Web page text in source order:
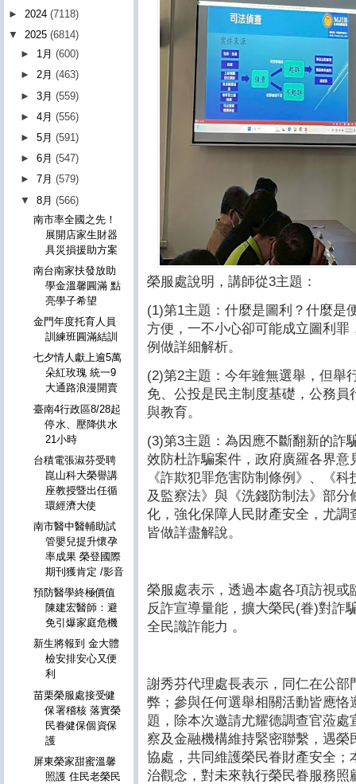
榮服處說明，講師從3主題：
(1)第1主題：什麼是圖利？什麼是
方便，一不小心卻可能成立圖利
例做詳細解析。
(2)第2主題：今年雖無選舉，但舉
免、公投是民主制度基礎，公務
與教育。
(3)第3主題：為因應不斷翻新的詐
效防杜詐騙案件，政府廣羅各界
《詐欺犯罪危害防制條例》、《
及監察法》與《洗錢防制法》部
化，強化保障人民財產安全，尤
皆做詳盡解說。
榮服處表示，透過本處各項訪視
反詐宣導量能，擴大榮民(眷)對詐
全民識詐能力 。
謝秀芬代理處長表示，同仁在公
弊；參與任何選舉相關活動皆應
題，除本次邀請尤耀德調查官蒞
察及金融機構維持緊密聯繫，遇
協處，共同維護榮民眷財產安全
治觀念，對未來執行榮民眷服務照
► 2024 (7118)
▼ 2025 (6814)
► 1月(600)
►2月(463)
►3月(559)
►4月(556)
►5月(591)
►6月(547)
►7月(579)
▼8月(566)
南市率全國之先！
展開店家生財器
具災損援助方案
南台南家扶發放助
學金溫馨圓滿 點
亮學子希望
金門年度托育人員
訓練班圓滿結訓
七夕情人獻上逾5萬
朵紅玫瑰 統一9
大通路浪漫開賣
臺南4行政區8/28起
停水、壓降供水
21小時
台積電張淑芬受聘
崑山科大榮譽講
座教授暨出任循
環經濟大使
南市醫中醫輔助試
管嬰兒提升懷孕
率成果 榮登國際
期刊獲肯定 /影音
預防醫學終極價值
陳建宏醫師：避
免引爆家庭危機
新生將報到 金大體
檢安排安心又便
利
苗栗榮服處接受健
保署稽核 落實榮
民眷健保個資保
護
屏東榮家甜蜜溫馨
照護 住民老榮民